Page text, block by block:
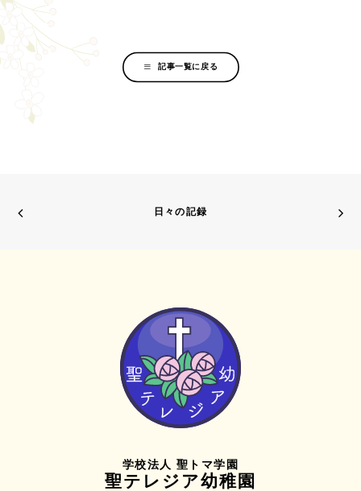
記事一覧に戻る
日々の記録
学校法人 聖トマ学園
聖テレジア幼稚園